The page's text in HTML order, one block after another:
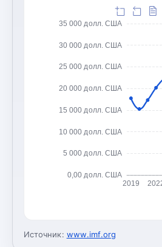
0,00 долл. США
5 000 долл. США
10 000 долл. США
15 000 долл. США
20 000 долл. США
25 000 долл. США
30 000 долл. США
35 000 долл. США
2019
Источник: www.imf.org